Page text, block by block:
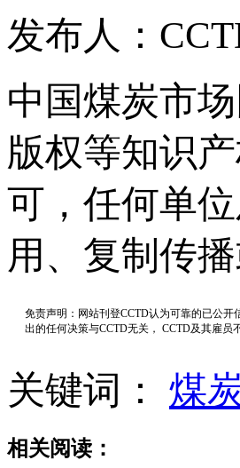
发布人：
中国煤炭市
版权等知识
可，任何单
用、复制传
免责声明：网站刊登CCTD认为可靠的已公
出的任何决策与CCTD无关， CCTD及其雇
关键词： 煤
相关阅读：